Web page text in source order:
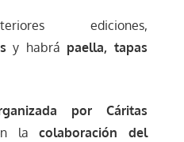
ediciones,
y habrá paella, tapas
por Cáritas
la colaboración del